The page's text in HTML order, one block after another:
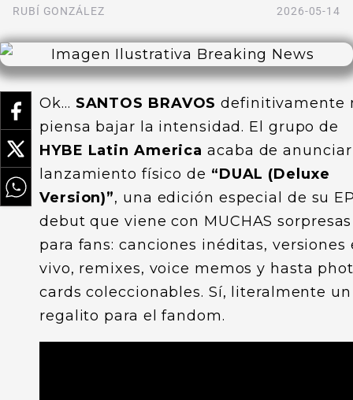
RUBÍ GONZÁLEZ 2026-05-14
Ok… SANTOS BRAVOS definitivamente
piensa bajar la intensidad. El grupo de
HYBE Latin America acaba de
lanzamiento físico de “DUAL (Deluxe
Version)”, una edición especial de su
debut que viene con MUCHAS sorpresas
para fans: canciones inéditas, versiones
vivo, remixes, voice memos y hasta
cards coleccionables. Sí, literalmente un
regalito para el fandom.